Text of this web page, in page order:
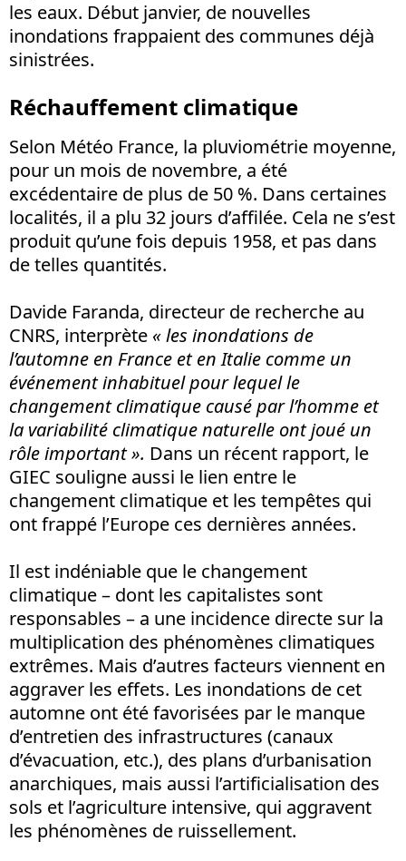
les eaux. Début janvier, de nouvelles
inondations frappaient des communes déjà
sinistrées.
Réchauffement climatique
Selon Météo France, la pluviométrie moyenne,
pour un mois de novembre, a été
excédentaire de plus de 50 %. Dans certaines
localités, il a plu 32 jours d’affilée. Cela ne s’est
produit qu’une fois depuis 1958, et pas dans
de telles quantités.
Davide Faranda, directeur de recherche au
CNRS, interprète « les inondations de
l’automne en France et en Italie comme un
événement inhabituel pour lequel le
changement climatique causé par l’homme et
la variabilité climatique naturelle ont joué un
rôle important ». Dans un récent rapport, le
GIEC souligne aussi le lien entre le
changement climatique et les tempêtes qui
ont frappé l’Europe ces dernières années.
Il est indéniable que le changement
climatique – dont les capitalistes sont
responsables – a une incidence directe sur la
multiplication des phénomènes climatiques
extrêmes. Mais d’autres facteurs viennent en
aggraver les effets. Les inondations de cet
automne ont été favorisées par le manque
d’entretien des infrastructures (canaux
d’évacuation, etc.), des plans d’urbanisation
anarchiques, mais aussi l’artificialisation des
sols et l’agriculture intensive, qui aggravent
les phénomènes de ruissellement.